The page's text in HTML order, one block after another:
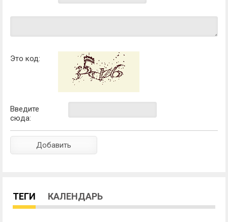
Это код:
Введите
сюда:
ТЕГИ КАЛЕНДАРЬ